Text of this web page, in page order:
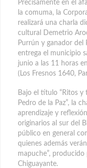
Precisamente en el
la comuma, la
realizará una charla
cultural Demetrio
Purrún y ganador del
entrega el municipio
junio a las 11 horas
(Los Fresnos 1640,
Bajo el título “Ritos y
Pedro de la Paz”, la
aprendizaje y
originarios al sur del
público en general
quienes además
mapuche”,
Chiguayante.